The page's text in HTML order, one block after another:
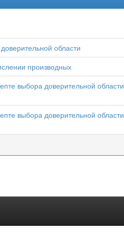
области
производных
выбора доверительной
выбора доверительной